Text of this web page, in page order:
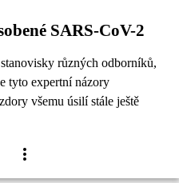
SARS-CoV-2
různých odborníků,
tyto expertní názory
všemu úsilí stále ještě